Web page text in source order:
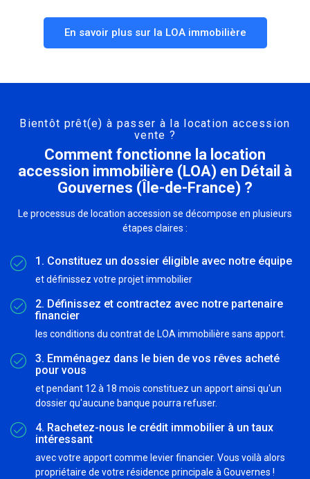
En savoir plus sur la LOA immobilière
Bientôt prêt(e) à passer à la location accession
vente ?
Comment fonctionne la location
accession immobilière (LOA) en Détail à
Gouvernes (Île-de-France) ?
Le processus de location accession se décompose en plusieurs
étapes claires :
1. Constituez un dossier éligible avec notre équipe
et définissez votre projet immobilier
2. Définissez et contractez avec notre partenaire
financier
les conditions du contrat de LOA immobilière sans apport.
3. Emménagez dans le bien de vos rêves acheté
pour vous
et pendant 12 à 18 mois constituez un apport ainsi qu'un
dossier qu'aucune banque pourra refuser.
4. Rachetez-nous le crédit immobilier à un taux
intéressant
avec votre apport comme levier financier. Vous voilà alors
propriétaire de votre résidence principale à Gouvernes !